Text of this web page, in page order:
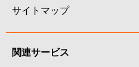
サイトマップ
関連サービス